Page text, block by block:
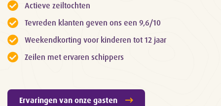
Actieve zeiltochten
Tevreden klanten geven ons een 9,6/10
Weekendkorting voor kinderen tot 12 jaar
Zeilen met ervaren schippers
Ervaringen van onze gasten